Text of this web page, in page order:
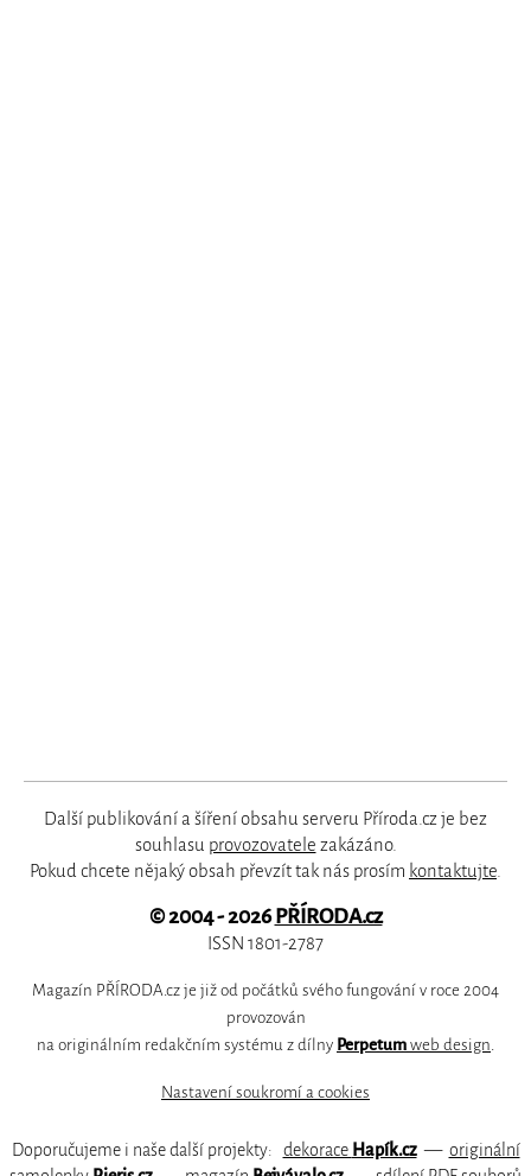
Další publikování a šíření obsahu serveru Příroda.cz je bez
souhlasu provozovatele zakázáno.
Pokud chcete nějaký obsah převzít tak nás prosím kontaktujte.
© 2004 - 2026PŘÍRODA.cz
ISSN 1801-2787
Magazín PŘÍRODA.cz je již od počátků svého fungování v roce 2004
provozován
na originálním redakčním systému z dílny Perpetum web design
Nastavení soukromí a cookies
Doporučujeme i naše další projekty: dekorace Hapík.cz— originální